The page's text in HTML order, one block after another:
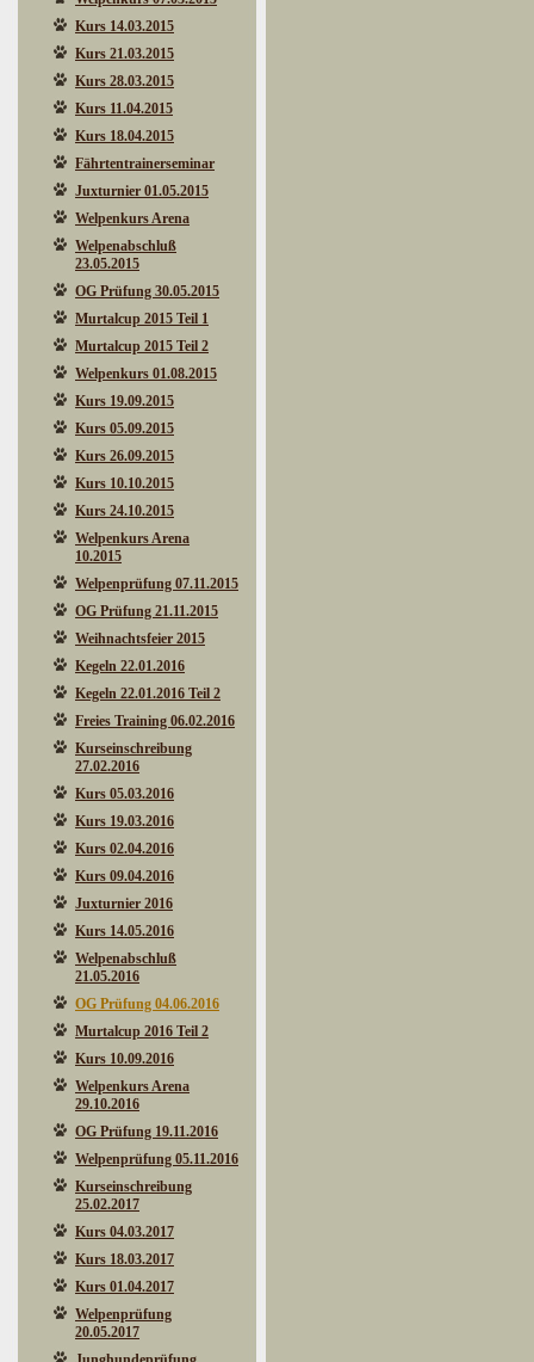
Kurs 14.03.2015
Kurs 21.03.2015
Kurs 28.03.2015
Kurs 11.04.2015
Kurs 18.04.2015
Fährtentrainerseminar
Juxturnier 01.05.2015
Welpenkurs Arena
Welpenabschluß
23.05.2015
OG Prüfung 30.05.2015
Murtalcup 2015 Teil 1
Murtalcup 2015 Teil 2
Welpenkurs 01.08.2015
Kurs 19.09.2015
Kurs 05.09.2015
Kurs 26.09.2015
Kurs 10.10.2015
Kurs 24.10.2015
Welpenkurs Arena
10.2015
Welpenprüfung 07.11.2015
OG Prüfung 21.11.2015
Weihnachtsfeier 2015
Kegeln 22.01.2016
Kegeln 22.01.2016 Teil 2
Freies Training 06.02.2016
Kurseinschreibung
27.02.2016
Kurs 05.03.2016
Kurs 19.03.2016
Kurs 02.04.2016
Kurs 09.04.2016
Juxturnier 2016
Kurs 14.05.2016
Welpenabschluß
21.05.2016
OG Prüfung 04.06.2016
Murtalcup 2016 Teil 2
Kurs 10.09.2016
Welpenkurs Arena
29.10.2016
OG Prüfung 19.11.2016
Welpenprüfung 05.11.2016
Kurseinschreibung
25.02.2017
Kurs 04.03.2017
Kurs 18.03.2017
Kurs 01.04.2017
Welpenprüfung
20.05.2017